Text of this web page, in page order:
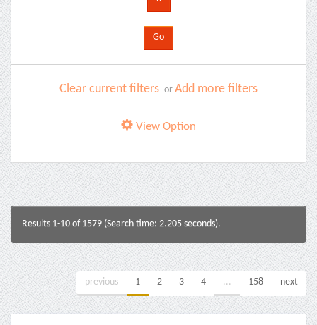
Clear current filters or Add more filters
View Option
Results 1-10 of 1579 (Search time: 2.205 seconds).
previous 1 2 3 4 ... 158 next